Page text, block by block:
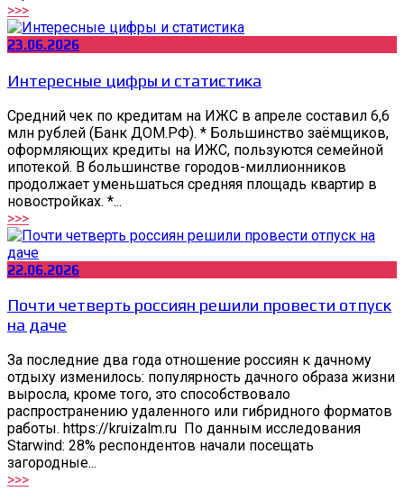
>>>
23.06.2026
Интересные цифры и статистика
Средний чек по кредитам на ИЖС в апреле составил 6,6
млн рублей (Банк ДОМ.РФ). * Большинство заёмщиков,
оформляющих кредиты на ИЖС, пользуются семейной
ипотекой. В большинстве городов-миллионников
продолжает уменьшаться средняя площадь квартир в
новостройках. *...
>>>
22.06.2026
Почти четверть россиян решили провести отпуск
на даче
За последние два года отношение россиян к дачному
отдыху изменилось: популярность дачного образа жизни
выросла, кроме того, это способствовало
распространению удаленного или гибридного форматов
работы. https://kruizalm.ru По данным исследования
Starwind: 28% респондентов начали посещать
загородные...
>>>